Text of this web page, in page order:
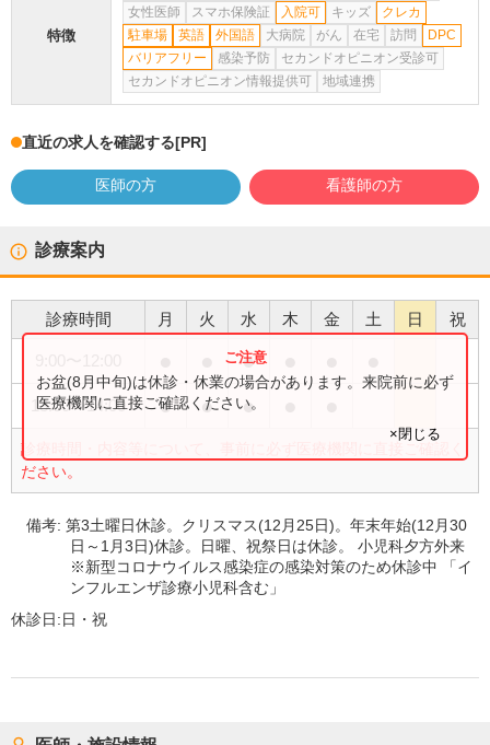
特徴
女性医師
スマホ保険証 入院可 キッズ
クレカ
駐車場
英語 外国語 大病院 がん 在宅 訪問
DPC
バリアフリー
感染予防
セカンドオピニオン受診可
セカンドオピニオン情報提供可
地域連携
直近の求人を確認する[PR]
医師の方 看護師の方
診療案内
診療時間 月 火 水 木 金 土 日 祝
●
13:00〜14:00 ● ● ●
診療時間・内容等について、事前に必ず医療機関に直接ご確認く
ださい。
お盆(8月中旬)は休診・休業の場合があります。来院前に必ず
医療機関に直接ご確認ください。
×閉じる
備考:第3土曜日休診。クリスマス(12月25日)。年末年始(12月30
日～1月3日)休診。日曜、祝祭日は休診。 小児科夕方外来
※新型コロナウイルス感染症の感染対策のため休診中 「イ
ンフルエンザ診療小児科含む」
休診日:日・祝